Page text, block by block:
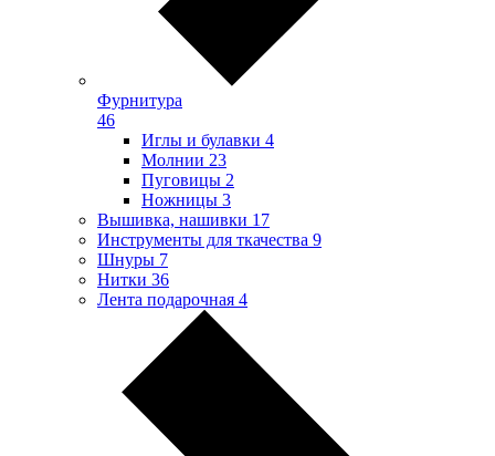
Фурнитура
46
Иглы и булавки 4
Молнии 23
Пуговицы 2
Ножницы 3
Вышивка, нашивки 17
Инструменты для ткачества 9
Шнуры 7
Нитки 36
Лента подарочная 4